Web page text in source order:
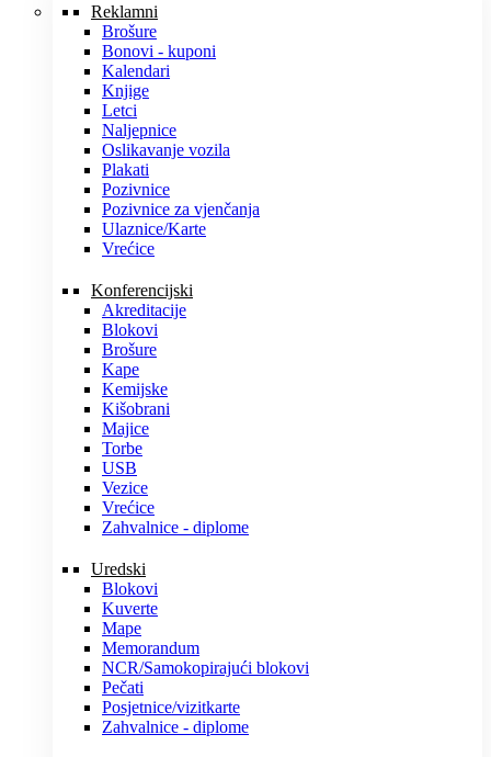
Reklamni
Brošure
Bonovi - kuponi
Kalendari
Knjige
Letci
Naljepnice
Oslikavanje vozila
Plakati
Pozivnice
Pozivnice za vjenčanja
Ulaznice/Karte
Vrećice
Konferencijski
Akreditacije
Blokovi
Brošure
Kape
Kemijske
Kišobrani
Majice
Torbe
USB
Vezice
Vrećice
Zahvalnice - diplome
Uredski
Blokovi
Kuverte
Mape
Memorandum
NCR/Samokopirajući blokovi
Pečati
Posjetnice/vizitkarte
Zahvalnice - diplome